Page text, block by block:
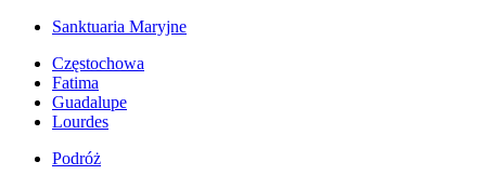
Sanktuaria Maryjne
Częstochowa
Fatima
Guadalupe
Lourdes
Podróż